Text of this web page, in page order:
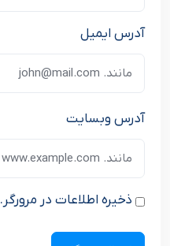
آدرس ایمیل
آدرس وبسایت
ذخیره اطلاعات در مرورگر.